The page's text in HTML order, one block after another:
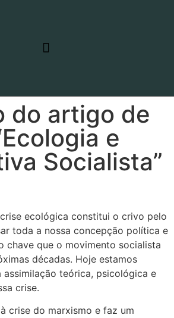
do artigo de
e
Socialista”
ecológica constitui o crivo pelo
toda a nossa concepção política e
chave que o movimento socialista
décadas. Hoje estamos
assimilação teórica, psicológica e
crise.
crise do marxismo e faz um